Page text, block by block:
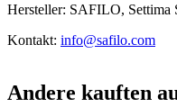
Hersteller: SAFILO, Settima
Kontakt: info@safilo.com
Andere kauften